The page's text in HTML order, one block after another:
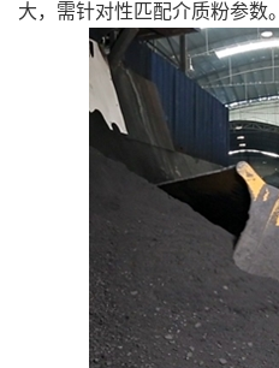
大，需针对性匹配介质粉参数。